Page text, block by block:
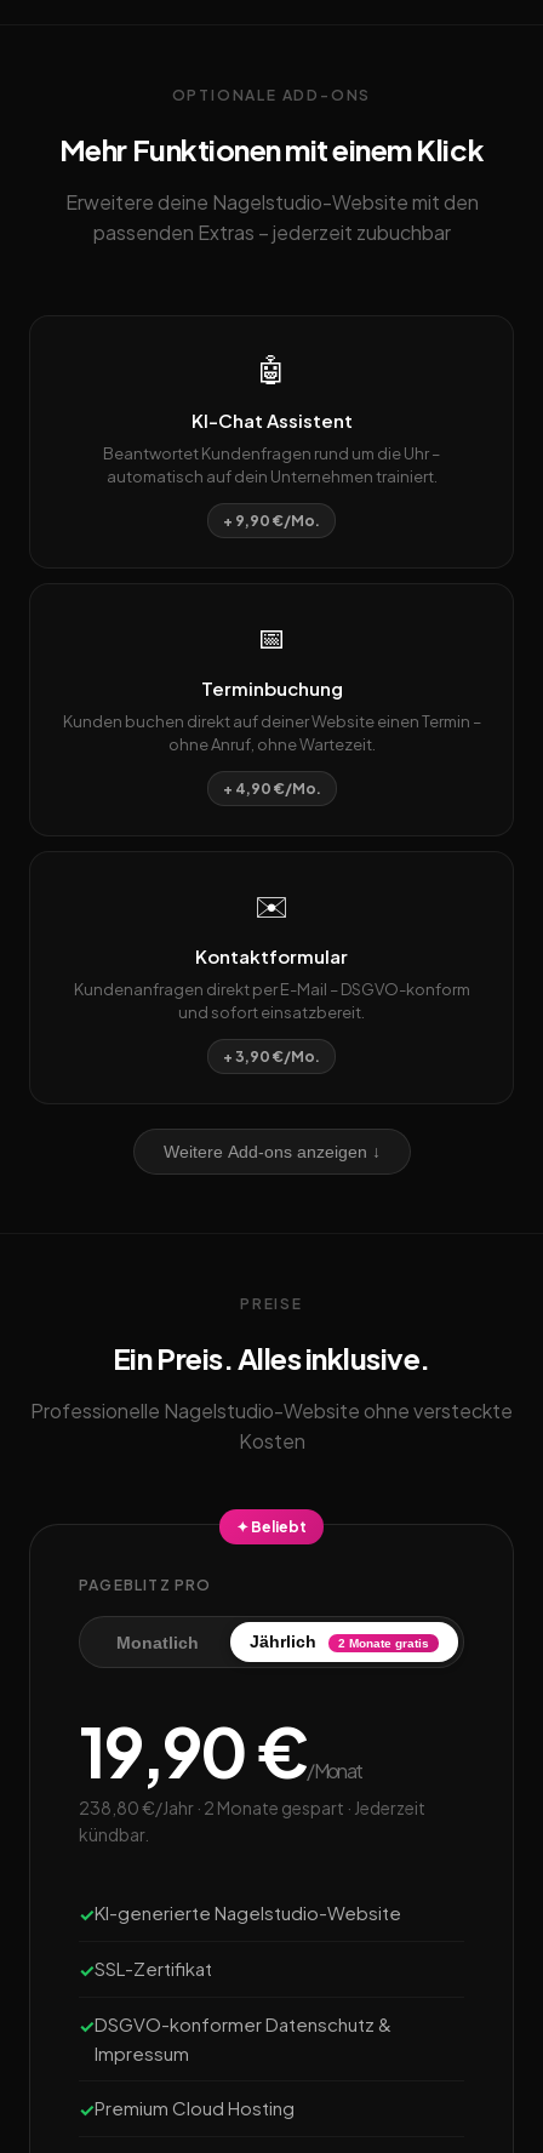
OPTIONALE ADD-ONS
Mehr Funktionen mit einem Klick
Erweitere deine Nagelstudio-Website mit den
passenden Extras – jederzeit zubuchbar
🤖
KI-Chat Assistent
Beantwortet Kundenfragen rund um die Uhr –
automatisch auf dein Unternehmen trainiert.
+ 9,90 €/Mo.
📅
Terminbuchung
Kunden buchen direkt auf deiner Website einen Termin –
ohne Anruf, ohne Wartezeit.
+ 4,90 €/Mo.
✉️
Kontaktformular
Kundenanfragen direkt per E-Mail – DSGVO-konform
und sofort einsatzbereit.
+ 3,90 €/Mo.
Weitere Add-ons anzeigen ↓
PREISE
Ein Preis. Alles inklusive.
Professionelle Nagelstudio-Website ohne versteckte
Kosten
✦ Beliebt
PAGEBLITZ PRO
Monatlich Jährlich 2 Monate gratis
19,90 €/Monat
238,80 €/Jahr · 2 Monate gespart · Jederzeit
kündbar.
KI-generierte Nagelstudio-Website
SSL-Zertifikat
DSGVO-konformer Datenschutz &
Impressum
Premium Cloud Hosting